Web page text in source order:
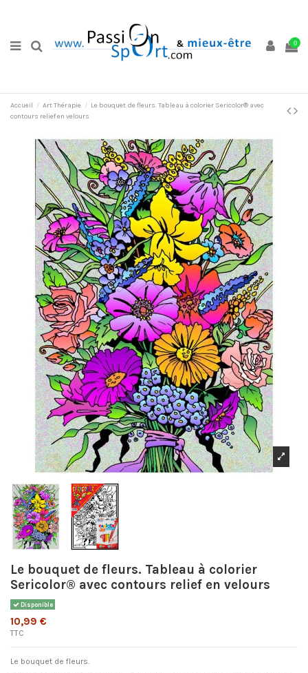
0
Accueil Art Thérapie
Le bouquet de fleurs. Tableau à colorier Sericolor® avec
contours relief en velours
Le bouquet de fleurs. Tableau à colorier
Sericolor® avec contours relief en velours
Disponible
10,99 €
TTC
Le bouquet de fleurs.